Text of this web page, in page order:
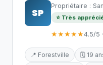
SP
Propriétaire :
⭐ Très
★★★★★4.5/5
📍 Forestville 🗓️ 19